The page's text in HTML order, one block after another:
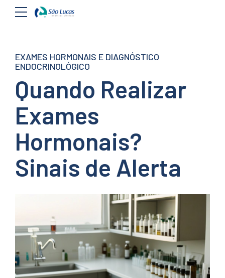
EXAMES HORMONAIS E DIAGNÓSTICO
ENDOCRINOLÓGICO
Quando Realizar
Exames
Hormonais?
Sinais de Alerta